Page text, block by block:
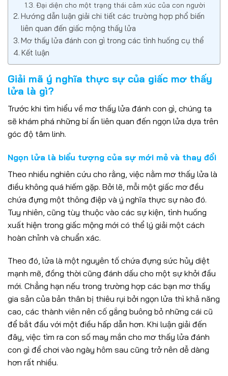
Đại diện cho một trạng thái cảm xúc của con người
Hướng dẫn luận giải chi tiết các trường hợp phổ biến
liên quan đến giấc mộng thấy lửa
Mơ thấy lửa đánh con gì trong các tình huống cụ thể
Kết luận
Giải mã ý nghĩa thực sự của giấc mơ thấy
lửa là gì?
Trước khi tìm hiểu về mơ thấy lửa đánh con gì, chúng ta
sẽ khám phá những bí ẩn liên quan đến ngọn lửa dựa trên
góc độ tâm linh.
Ngọn lửa là biểu tượng của sự mới mẻ và thay đổi
Theo nhiều nghiên cứu cho rằng, việc nằm mơ thấy lửa là
điều không quá hiếm gặp. Bởi lẽ, mỗi một giấc mơ đều
chứa đựng một thông điệp và ý nghĩa thực sự nào đó.
Tuy nhiên, cũng tùy thuộc vào các sự kiện, tình huống
xuất hiện trong giấc mộng mới có thể lý giải một cách
hoàn chỉnh và chuẩn xác.
Theo đó, lửa là một nguyên tố chứa đựng sức hủy diệt
mạnh mẽ, đồng thời cũng đánh dấu cho một sự khởi đầu
mới. Chẳng hạn nếu trong trường hợp các bạn mơ thấy
gia sản của bản thân bị thiêu rụi bởi ngọn lửa thì khả năng
cao, các thành viên nên cố gắng buông bỏ những cái cũ
để bắt đầu với một điều hấp dẫn hơn. Khi luận giải đến
đây, việc tìm ra con số may mắn cho mơ thấy lửa đánh
con gì để chơi vào ngày hôm sau cũng trở nên dễ dàng
hơn rất nhiều.